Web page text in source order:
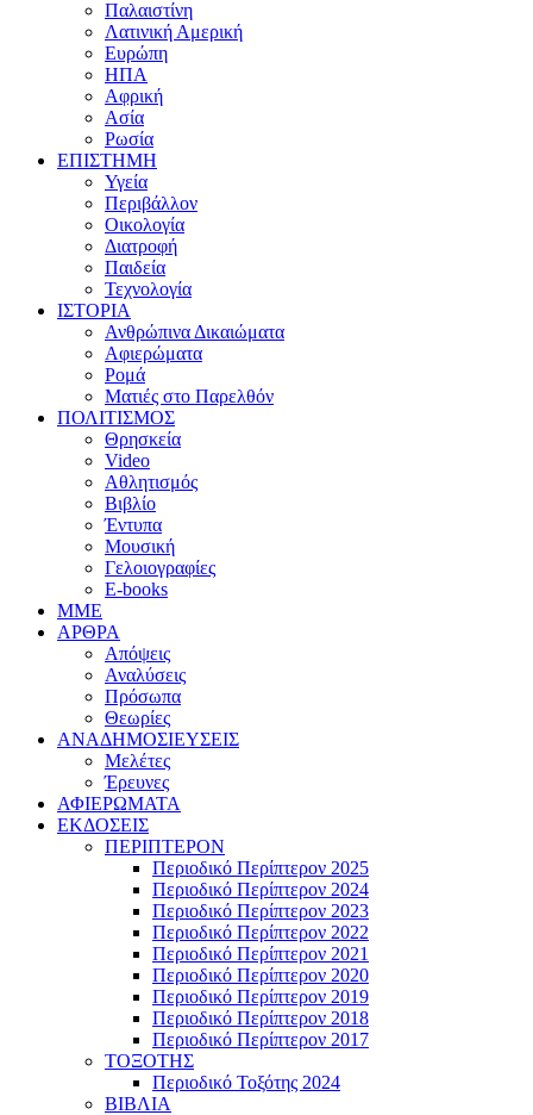
Παλαιστίνη
Λατινική Αμερική
Ευρώπη
ΗΠΑ
Αφρική
Ασία
Ρωσία
ΕΠΙΣΤΗΜΗ
Υγεία
Περιβάλλον
Οικολογία
Διατροφή
Παιδεία
Τεχνολογία
ΙΣΤΟΡΙΑ
Ανθρώπινα Δικαιώματα
Αφιερώματα
Ρομά
Ματιές στο Παρελθόν
ΠΟΛΙΤΙΣΜΟΣ
Θρησκεία
Video
Αθλητισμός
Βιβλίο
Έντυπα
Μουσική
Γελοιογραφίες
E-books
MME
ΑΡΘΡΑ
Απόψεις
Αναλύσεις
Πρόσωπα
Θεωρίες
ΑΝΑΔΗΜΟΣΙΕΥΣΕΙΣ
Μελέτες
Έρευνες
ΑΦΙΕΡΩΜΑΤΑ
ΕΚΔΟΣΕΙΣ
ΠΕΡΙΠΤΕΡΟΝ
Περιοδικό Περίπτερον 2025
Περιοδικό Περίπτερον 2024
Περιοδικό Περίπτερον 2023
Περιοδικό Περίπτερον 2022
Περιοδικό Περίπτερον 2021
Περιοδικό Περίπτερον 2020
Περιοδικό Περίπτερον 2019
Περιοδικό Περίπτερον 2018
Περιοδικό Περίπτερον 2017
ΤΟΞΟΤΗΣ
Περιοδικό Τοξότης 2024
ΒΙΒΛΙΑ